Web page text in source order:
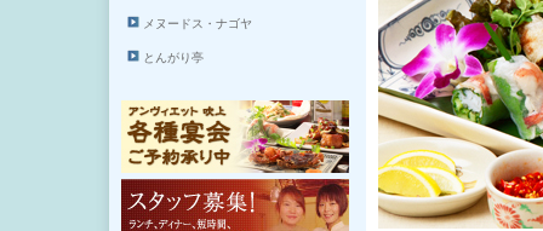
メヌードス・ナゴヤ
とんがり亭